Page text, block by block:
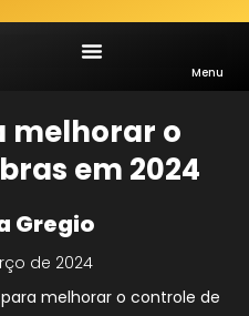
Menu
melhorar o
em 2024
Gregio
de 2024
melhorar o controle de